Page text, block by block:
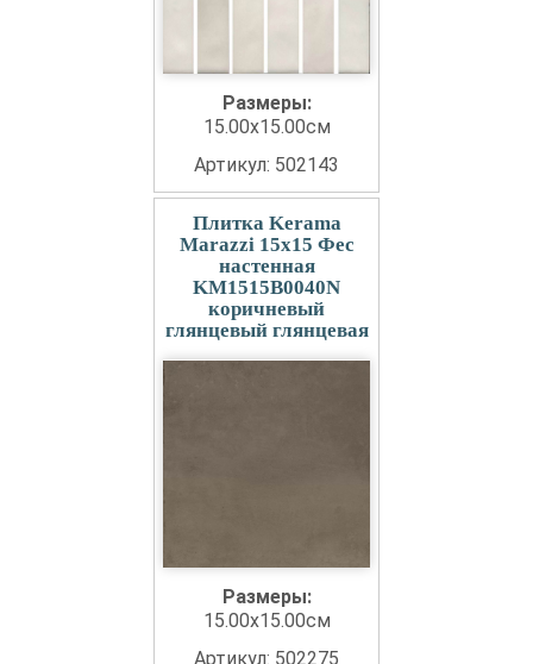
Размеры:
15.00x15.00см
Артикул: 502143
Плитка Kerama
Marazzi 15x15 Фес
настенная
KM1515B0040N
коричневый
глянцевый глянцевая
Размеры:
15.00x15.00см
Артикул: 502275